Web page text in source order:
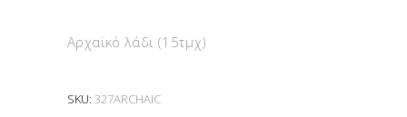
Αρχαϊκό λάδι (15τμχ)
SKU: 327ARCHAIC